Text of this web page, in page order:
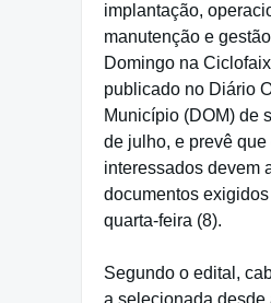
implantação,
manutenção e
Domingo na
publicado no Diário
Município (DOM) de
de julho, e prevê que
interessados devem
documentos
quarta-feira (8).
Segundo o edital,
a selecionada desde